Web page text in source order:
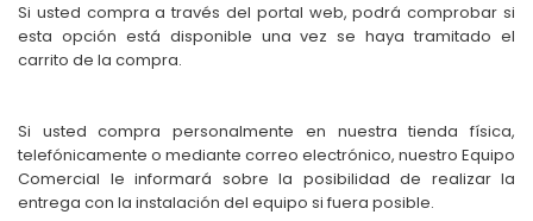
Si usted compra a través del portal web, podrá comprobar si
esta opción está disponible una vez se haya tramitado el
carrito de la compra.
Si usted compra personalmente en nuestra tienda física,
telefónicamente o mediante correo electrónico, nuestro Equipo
Comercial le informará sobre la posibilidad de realizar la
entrega con la instalación del equipo si fuera posible.